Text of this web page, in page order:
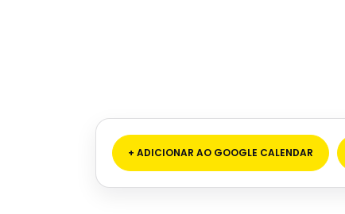
+ ADICIONAR AO GOOGLE CALENDAR